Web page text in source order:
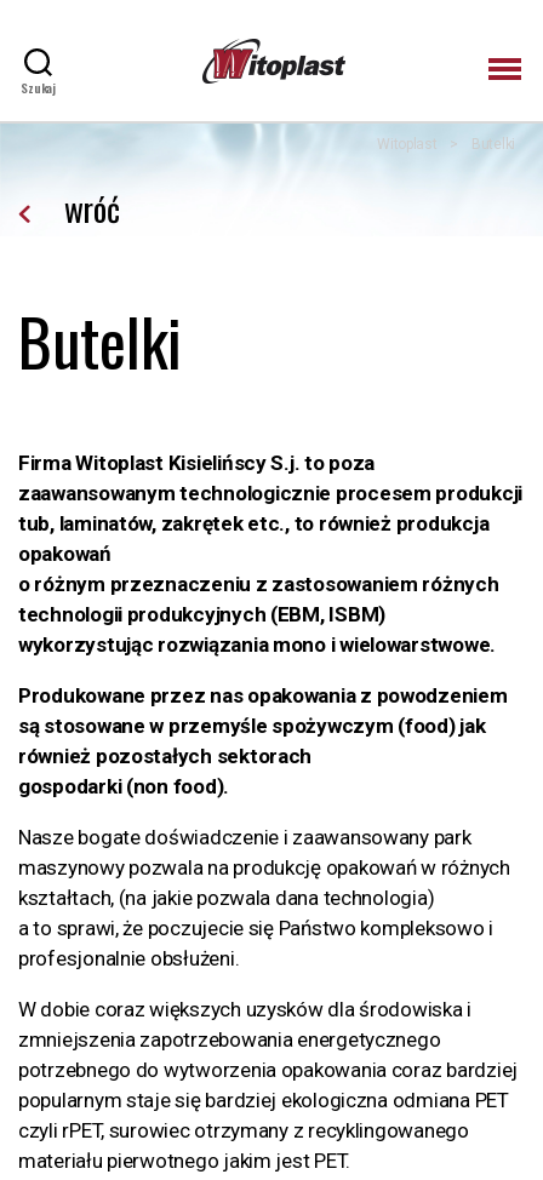
Szukaj
Witoplast > Butelki
wróć
Butelki
Firma Witoplast Kisielińscy S.j. to poza
zaawansowanym technologicznie procesem produkcji
tub, laminatów, zakrętek etc., to również produkcja
opakowań
o różnym przeznaczeniu z zastosowaniem różnych
technologii produkcyjnych (EBM, ISBM)
wykorzystując rozwiązania mono i wielowarstwowe.
Produkowane przez nas opakowania z powodzeniem
są stosowane w przemyśle spożywczym (food) jak
również pozostałych sektorach
gospodarki (non food).
Nasze bogate doświadczenie i zaawansowany park
maszynowy pozwala na produkcję opakowań w różnych
kształtach, (na jakie pozwala dana technologia)
a to sprawi, że poczujecie się Państwo kompleksowo i
profesjonalnie obsłużeni.
W dobie coraz większych uzysków dla środowiska i
zmniejszenia zapotrzebowania energetycznego
potrzebnego do wytworzenia opakowania coraz bardziej
popularnym staje się bardziej ekologiczna odmiana PET
czyli rPET, surowiec otrzymany z recyklingowanego
materiału pierwotnego jakim jest PET.